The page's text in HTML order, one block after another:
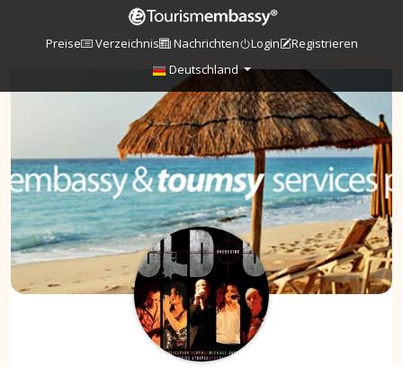
Preise Verzeichnis Nachrichten Login
Registrieren
Deutschland